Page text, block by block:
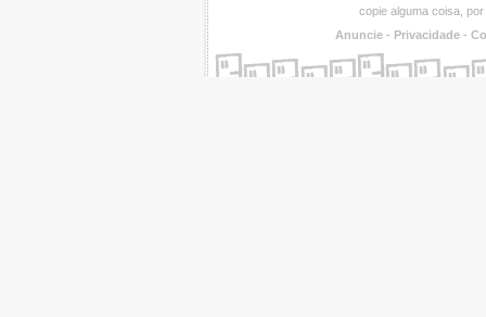
copie alguma coisa,
Anuncie - Privacidade -